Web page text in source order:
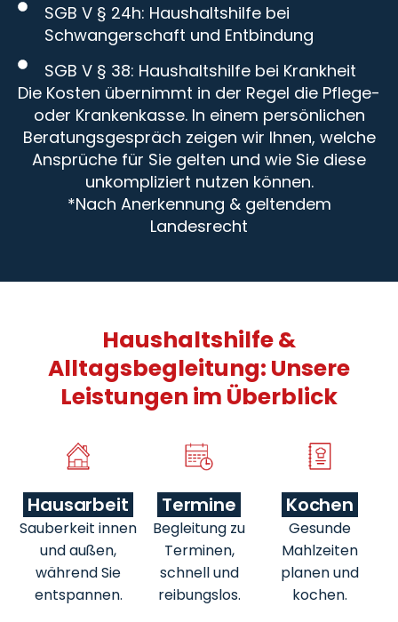
SGB V § 24h: Haushaltshilfe bei
Schwangerschaft und Entbindung
SGB V § 38: Haushaltshilfe bei Krankheit
Die Kosten übernimmt in der Regel die Pflege-
oder Krankenkasse. In einem persönlichen
Beratungsgespräch zeigen wir Ihnen, welche
Ansprüche für Sie gelten und wie Sie diese
unkompliziert nutzen können.
*Nach Anerkennung & geltendem
Landesrecht
Haushaltshilfe &
Alltagsbegleitung: Unsere
Leistungen im Überblick
Hausarbeit
Sauberkeit innen
und außen,
während Sie
entspannen.
Termine
Begleitung zu
Terminen,
schnell und
reibungslos.
Kochen
Gesunde
Mahlzeiten
planen und
kochen.